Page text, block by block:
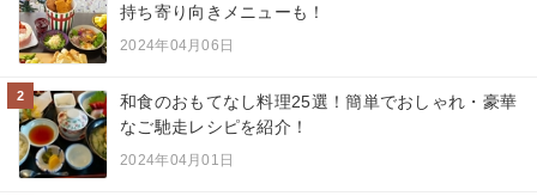
持ち寄り向きメニューも！
2024年04月06日
2
和食のおもてなし料理25選！簡単でおしゃれ・豪華
なご馳走レシピを紹介！
2024年04月01日